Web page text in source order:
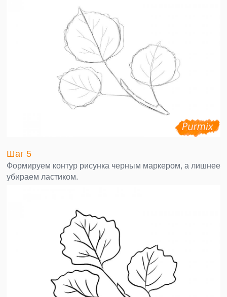
Шаг 5
Формируем контур рисунка черным маркером, а лишнее
убираем ластиком.